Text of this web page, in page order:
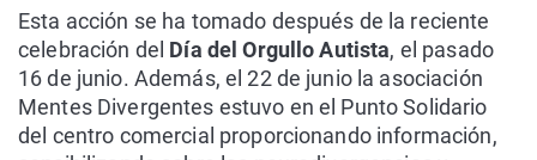
Esta acción se ha tomado después de la reciente
celebración del Día del Orgullo Autista, el pasado
16 de junio. Además, el 22 de junio la asociación
Mentes Divergentes estuvo en el Punto Solidario
del centro comercial proporcionando información,